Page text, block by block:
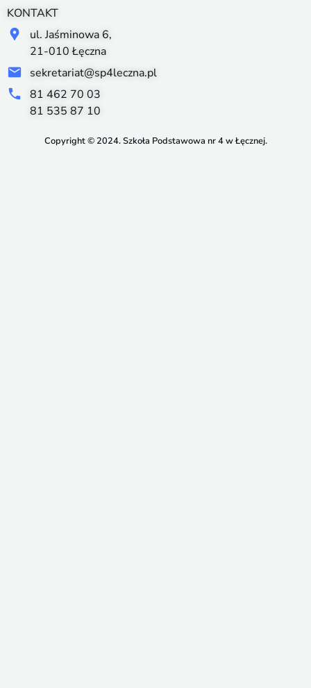
KONTAKT
ul. Jaśminowa 6,
21-010 Łęczna
sekretariat@sp4leczna.pl
81 462 70 03
81 535 87 10
Copyright © 2024. Szkoła Podstawowa nr 4 w Łęcznej.